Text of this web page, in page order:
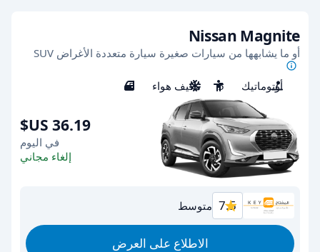
Nissan Magnite
أو ما يشابهها من سيارات صغيرة سيارة متعددة الأغراض SUV
أوتوماتيك 5 مكيف هواء 5
في اليوم
إلغاء مجاني
7.5 متوسط
الاطلاع على العرض